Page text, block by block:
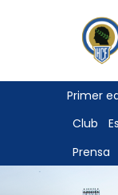
Primer
Club
Prensa
TIENDA